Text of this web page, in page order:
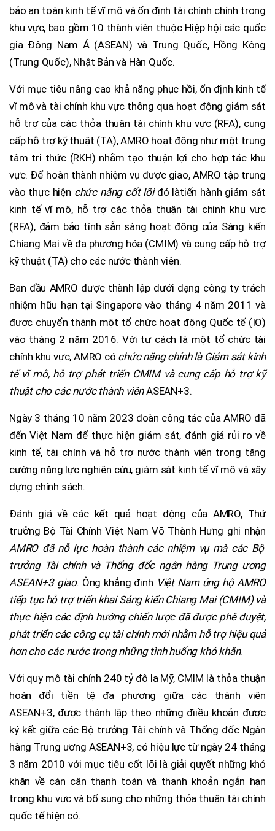
bảo an toàn kinh tế vĩ mô và ổn định tài chính chính trong
khu vực, bao gồm 10 thành viên thuộc Hiệp hội các quốc
gia Đông Nam Á (ASEAN) và Trung Quốc, Hồng Kông
(Trung Quốc), Nhật Bản và Hàn Quốc.
Với mục tiêu nâng cao khả năng phục hồi, ổn định kinh tế
vĩ mô và tài chính khu vực thông qua hoạt động giám sát
hỗ trợ của các thỏa thuận tài chính khu vực (RFA), cung
cấp hỗ trợ kỹ thuật (TA), AMRO hoạt động như một trung
tâm tri thức (RKH) nhằm tạo thuận lợi cho hợp tác khu
vực. Để hoàn thành nhiệm vụ được giao, AMRO tập trung
vào thực hiện chức năng cốt lõi đó làtiến hành giám sát
kinh tế vĩ mô, hỗ trợ các thỏa thuận tài chính khu vưc
(RFA), đảm bảo tính sẵn sàng hoạt động của Sáng kiến
Chiang Mai về đa phương hóa (CMIM) và cung cấp hỗ trợ
kỹ thuật (TA) cho các nước thành viên.
Ban đầu AMRO được thành lập dưới dạng công ty trách
nhiệm hữu hạn tại Singapore vào tháng 4 năm 2011 và
được chuyển thành một tổ chức hoạt động Quốc tế (IO)
vào tháng 2 năm 2016. Với tư cách là một tổ chức tài
chính khu vực, AMRO có chức năng chính là Giám sát kinh
tế vĩ mô, hỗ trợ phát triển CMIM và cung cấp hỗ trợ kỹ
thuật cho các nước thành viênASEAN+3.
Ngày 3 tháng 10 năm 2023 đoàn công tác của AMRO đã
đến Việt Nam để thực hiện giám sát, đánh giá rủi ro về
kinh tế, tài chính và hỗ trợ nước thành viên trong tăng
cường năng lực nghiên cứu, giám sát kinh tế vĩ mô và xây
dựng chính sách.
Đánh giá về các kết quả hoạt động của AMRO, Thứ
trưởng Bộ Tài Chính Việt Nam Võ Thành Hưng ghi nhận
AMRO đã nỗ lực hoàn thành các nhiệm vụ mà các Bộ
trưởng Tài chính và Thống đốc ngân hàng Trung ương
ASEAN+3 giao. Ông khẳng định Việt Nam ủng hộ AMRO
tiếp tục hỗ trợ triển khai Sáng kiến Chiang Mai (CMIM) và
thực hiện các định hướng chiến lược đã được phê duyệt,
phát triển các công cụ tài chính mới nhằm hỗ trợ hiệu quả
hơn cho các nước trong những tình huống khó khăn.
Với quy mô tài chính 240 tỷ đô la Mỹ, CMIM là thỏa thuận
hoán đổi tiền tệ đa phương giữa các thành viên
ASEAN+3, được thành lập theo những điiều khoản được
ký kết giữa các Bộ trưởng Tài chính và Thống đốc Ngân
hàng Trung ương ASEAN+3, có hiệu lực từ ngày 24 tháng
3 năm 2010 với mục tiêu cốt lõi là giải quyết những khó
khăn về cán cân thanh toán và thanh khoản ngắn hạn
trong khu vực và bổ sung cho những thỏa thuận tài chính
quốc tế hiện có.